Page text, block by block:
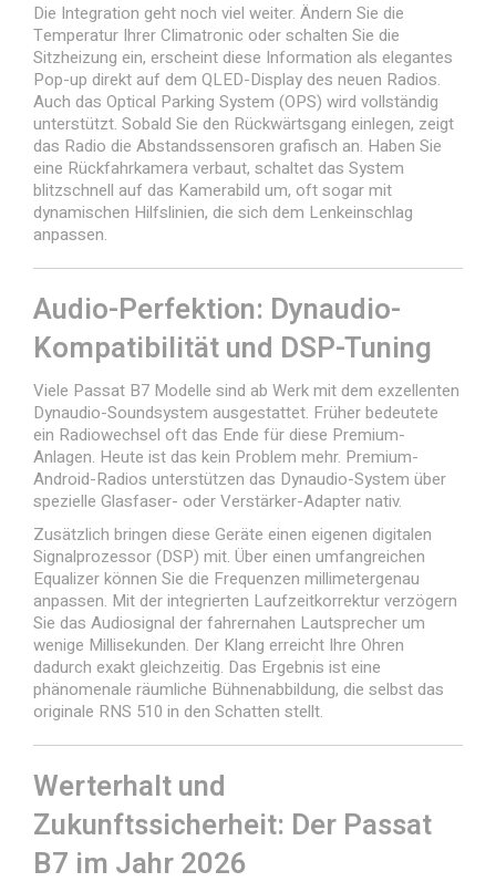
Die Integration geht noch viel weiter. Ändern Sie die
Temperatur Ihrer Climatronic oder schalten Sie die
Sitzheizung ein, erscheint diese Information als elegantes
Pop-up direkt auf dem QLED-Display des neuen Radios.
Auch das Optical Parking System (OPS) wird vollständig
unterstützt. Sobald Sie den Rückwärtsgang einlegen, zeigt
das Radio die Abstandssensoren grafisch an. Haben Sie
eine Rückfahrkamera verbaut, schaltet das System
blitzschnell auf das Kamerabild um, oft sogar mit
dynamischen Hilfslinien, die sich dem Lenkeinschlag
anpassen.
Audio-Perfektion: Dynaudio-
Kompatibilität und DSP-Tuning
Viele Passat B7 Modelle sind ab Werk mit dem exzellenten
Dynaudio-Soundsystem ausgestattet. Früher bedeutete
ein Radiowechsel oft das Ende für diese Premium-
Anlagen. Heute ist das kein Problem mehr. Premium-
Android-Radios unterstützen das Dynaudio-System über
spezielle Glasfaser- oder Verstärker-Adapter nativ.
Zusätzlich bringen diese Geräte einen eigenen digitalen
Signalprozessor (DSP) mit. Über einen umfangreichen
Equalizer können Sie die Frequenzen millimetergenau
anpassen. Mit der integrierten Laufzeitkorrektur verzögern
Sie das Audiosignal der fahrernahen Lautsprecher um
wenige Millisekunden. Der Klang erreicht Ihre Ohren
dadurch exakt gleichzeitig. Das Ergebnis ist eine
phänomenale räumliche Bühnenabbildung, die selbst das
originale RNS 510 in den Schatten stellt.
Werterhalt und
Zukunftssicherheit: Der Passat
B7 im Jahr 2026